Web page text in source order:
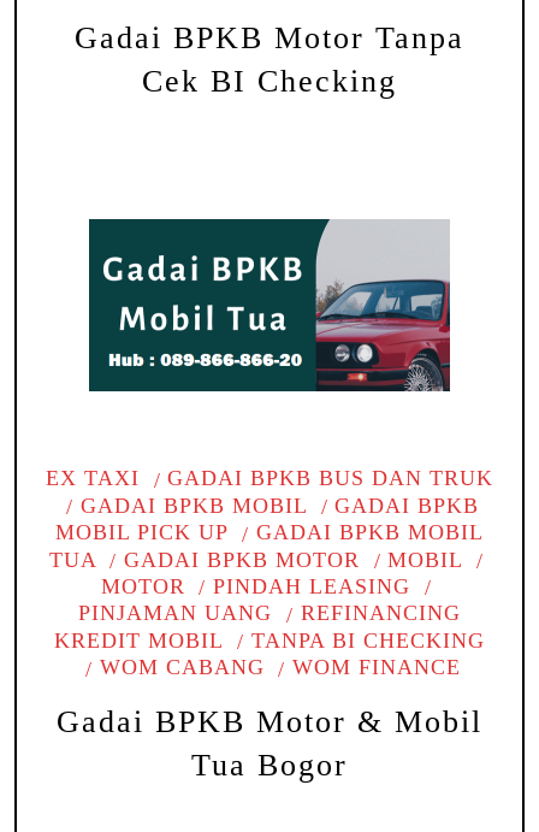
Gadai BPKB Motor Tanpa
Cek BI Checking
EX TAXI
GADAI BPKB BUS DAN TRUK
GADAI BPKB MOBIL
GADAI BPKB
MOBIL PICK UP
GADAI BPKB MOBIL
TUA
GADAI BPKB MOTOR
MOBIL
MOTOR
PINDAH LEASING
PINJAMAN UANG
REFINANCING
KREDIT MOBIL
TANPA BI CHECKING
WOM CABANG
WOM FINANCE
Gadai BPKB Motor & Mobil
Tua Bogor